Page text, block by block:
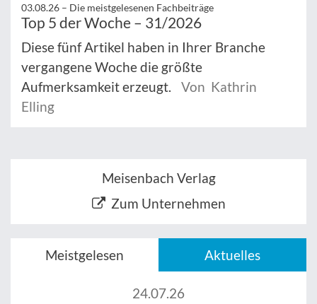
03.08.26 – Die meistgelesenen Fachbeiträge
Top 5 der Woche – 31/2026
Diese fünf Artikel haben in Ihrer Branche
vergangene Woche die größte
Aufmerksamkeit erzeugt.
Von Kathrin
Elling
Meisenbach Verlag
Zum Unternehmen
Meistgelesen Aktuelles
24.07.26